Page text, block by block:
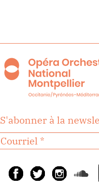
S'abonner à la